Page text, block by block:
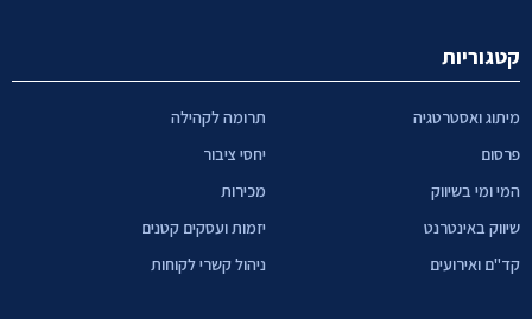
קטגוריות
מיתוג ואסטרטגיה
פרסום
המי ומי בשיווק
שיווק באינטרנט
קד"ם ואירועים
תרומה לקהילה
יחסי ציבור
מכירות
יזמות ועסקים קטנים
ניהול קשרי לקוחות